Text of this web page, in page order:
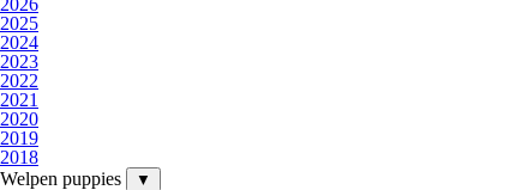
2026
2025
2024
2023
2022
2021
2020
2019
2018
Welpen puppies
▼